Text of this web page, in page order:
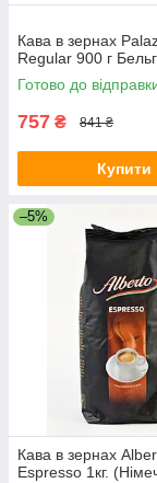
Кава в зернах
Regular 900 г
Готово до
757 ₴ 841 ₴
Купити
–5%
Кава в зернах
Espresso 1кг.